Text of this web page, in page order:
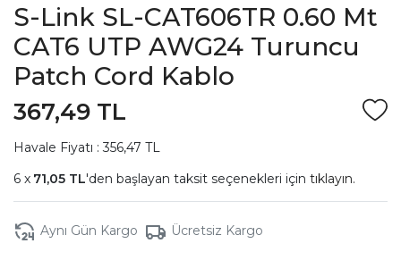
S-Link SL-CAT606TR 0.60 Mt
CAT6 UTP AWG24 Turuncu
Patch Cord Kablo
367,49 TL
Havale Fiyatı : 356,47 TL
71,05 TL'den başlayan taksit seçenekleri için tıklayın.
Aynı Gün Kargo Ücretsiz Kargo